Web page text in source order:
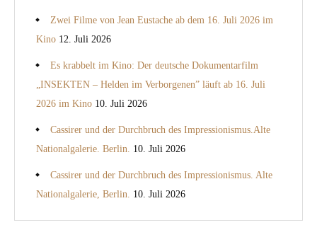
Zwei Filme von Jean Eustache ab dem 16. Juli 2026 im
Kino 12. Juli 2026
Es krabbelt im Kino: Der deutsche Dokumentarfilm
„INSEKTEN – Helden im Verborgenen” läuft ab 16. Juli
2026 im Kino 10. Juli 2026
Cassirer und der Durchbruch des Impressionismus.Alte
Nationalgalerie. Berlin. 10. Juli 2026
Cassirer und der Durchbruch des Impressionismus. Alte
Nationalgalerie, Berlin. 10. Juli 2026